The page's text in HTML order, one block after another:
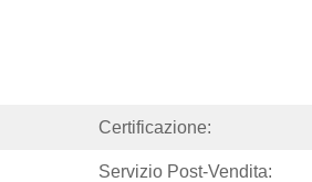
Certificazione:
Servizio Post-Vendita: